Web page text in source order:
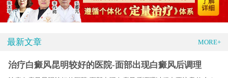
最新文章 MORE+
治疗白癜风昆明较好的医院-面部出现白癜风后调理